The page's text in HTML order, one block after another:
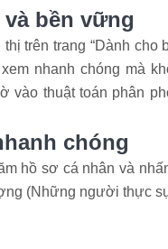
bền vững
trên trang “Dành cho
nhanh chóng mà
vào thuật toán phân
chóng
hồ sơ cá nhân và
(Những người thực